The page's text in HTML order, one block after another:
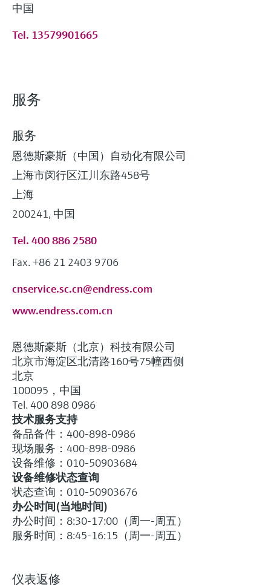
中国
Tel. 13579901665
服务
服务
恩德斯豪斯（中国）自动化有限公司
上海市闵行区江川东路458号
上海
200241, 中国
Tel. 400 886 2580
Fax. +86 21 2403 9706
cnservice.sc.cn@endress.com
www.endress.com.cn
恩德斯豪斯（北京）科技有限公司
北京市海淀区北清路160号75幢西侧
北京
100095，中国
Tel. 400 898 0986
技术服务支持
备品备件：400-898-0986
现场服务：400-898-0986
设备维修：010-50903684
设备维修状态查询
状态查询：010-50903676
办公时间(当地时间)
办公时间：8:30-17:00（周一-周五）
服务时间：8:45-16:15（周一-周五）
仪表返修